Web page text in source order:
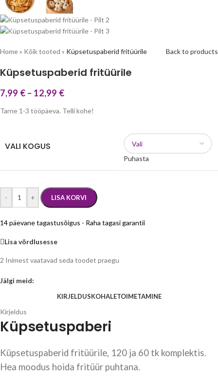
Home» Kõik tooted » Küpsetuspaberid fritüürile Back to products
Küpsetuspaberid fritüürile
7,99 € – 12,99 €
Tarne 1-3 tööpäeva. Telli kohe!
VALI KOGUS
Puhasta
- + LISA KORVI
14 päevane tagastusõigus - Raha tagasi garantii
Lisa võrdlusesse
2 Inimest vaatavad seda toodet praegu
Jälgi meid:
KIRJELDUSKOHALETOIMETAMINE
Kirjeldus
Küpsetuspaberi
Küpsetuspaberid fritüürile, 120 ja 60 tk komplektis.
Hea moodus hoida fritüür puhtana.